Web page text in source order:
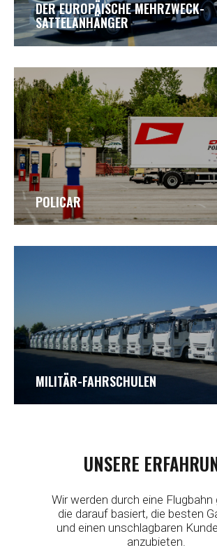
DER EUROPÄISCHE MEHRZWECK-
SATTELANHÄNGER
POLICAR
MILITÄR-FAHRSCHULEN
UNSERE
Wir werden durch eine
die darauf basiert, die besten
und einen unschlagbaren
anzubieten.